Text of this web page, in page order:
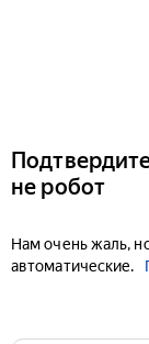
не робот
Нам очень жаль,
автоматические.